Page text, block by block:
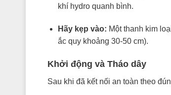
khí hydro quanh bình.
Hãy kẹp vào: Một thanh kim
ắc quy khoảng 30-50 cm).
Khởi động và Tháo dây
Sau khi đã kết nối an toàn theo